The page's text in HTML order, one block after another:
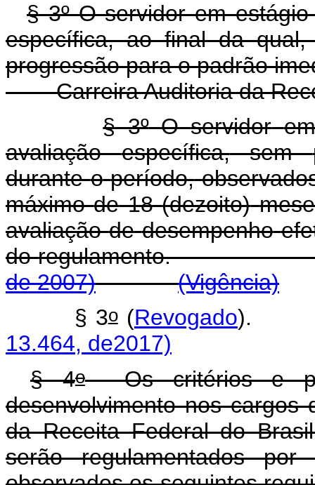
§ 3º O servidor em
específica, ao final da
progressão para o padrão
Carreira Auditoria da
§ 3º O servidor em
avaliação
específica, sem
durante o período,
máximo de 18 (dezoito)
avaliação de desempenho
do
de 2007)
(Vigência)
§ 3o(Revogado
13.464, de2017)
§ 4oOs critérios e
desenvolvimento nos cargos
da Receita Federal do
serão regulamentados